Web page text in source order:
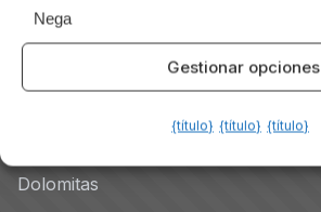
Nega
Gestionar opciones
{título} {título} {título}
Dolomitas